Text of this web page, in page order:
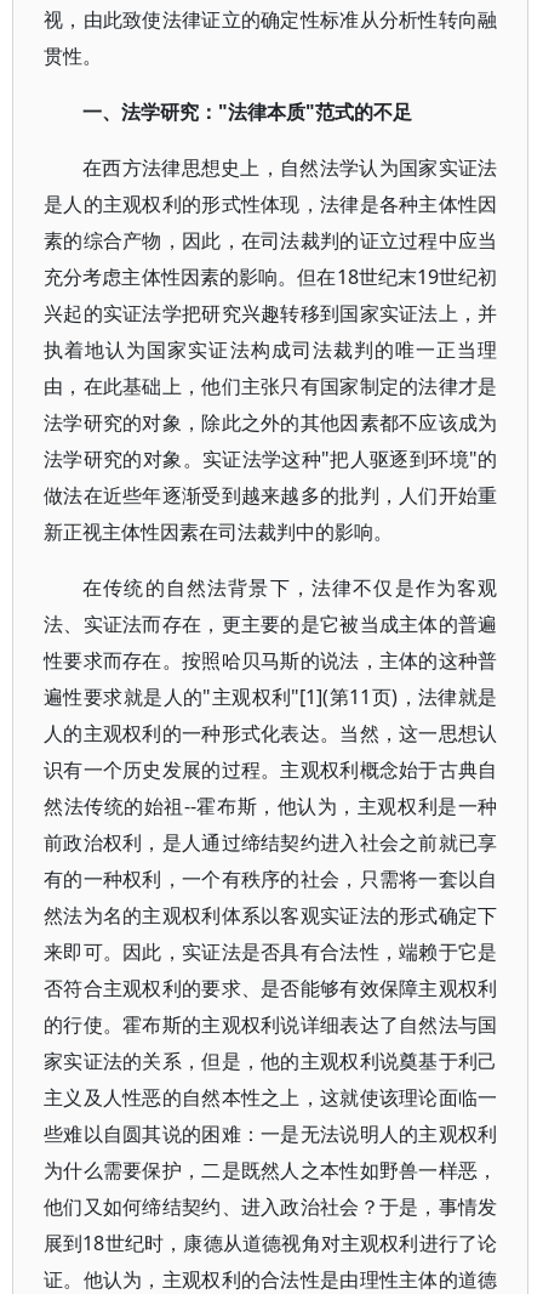
视，由此致使法律证立的确定性标准从分析性转向融
贯性。
一、法学研究："法律本质"范式的不足
在西方法律思想史上，自然法学认为国家实证法
是人的主观权利的形式性体现，法律是各种主体性因
素的综合产物，因此，在司法裁判的证立过程中应当
充分考虑主体性因素的影响。但在18世纪末19世纪初
兴起的实证法学把研究兴趣转移到国家实证法上，并
执着地认为国家实证法构成司法裁判的唯一正当理
由，在此基础上，他们主张只有国家制定的法律才是
法学研究的对象，除此之外的其他因素都不应该成为
法学研究的对象。实证法学这种"把人驱逐到环境"的
做法在近些年逐渐受到越来越多的批判，人们开始重
新正视主体性因素在司法裁判中的影响。
在传统的自然法背景下，法律不仅是作为客观
法、实证法而存在，更主要的是它被当成主体的普遍
性要求而存在。按照哈贝马斯的说法，主体的这种普
遍性要求就是人的"主观权利"[1](第11页)，法律就是
人的主观权利的一种形式化表达。当然，这一思想认
识有一个历史发展的过程。主观权利概念始于古典自
然法传统的始祖--霍布斯，他认为，主观权利是一种
前政治权利，是人通过缔结契约进入社会之前就已享
有的一种权利，一个有秩序的社会，只需将一套以自
然法为名的主观权利体系以客观实证法的形式确定下
来即可。因此，实证法是否具有合法性，端赖于它是
否符合主观权利的要求、是否能够有效保障主观权利
的行使。霍布斯的主观权利说详细表达了自然法与国
家实证法的关系，但是，他的主观权利说奠基于利己
主义及人性恶的自然本性之上，这就使该理论面临一
些难以自圆其说的困难：一是无法说明人的主观权利
为什么需要保护，二是既然人之本性如野兽一样恶，
他们又如何缔结契约、进入政治社会？于是，事情发
展到18世纪时，康德从道德视角对主观权利进行了论
证。他认为，主观权利的合法性是由理性主体的道德